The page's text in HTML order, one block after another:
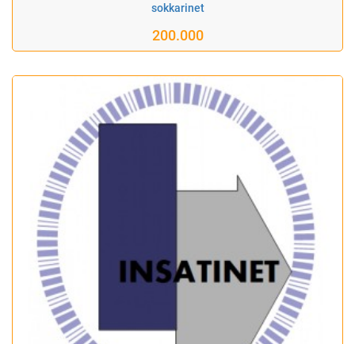
sokkarinet
200.000